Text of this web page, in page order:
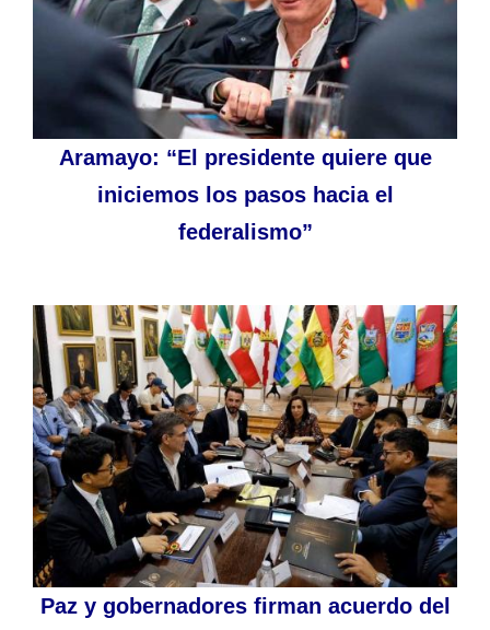
Aramayo: “El presidente quiere que
iniciemos los pasos hacia el
federalismo”
Paz y gobernadores firman acuerdo del